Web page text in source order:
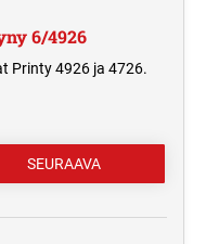
6/4926
Printy 4926 ja 4726.